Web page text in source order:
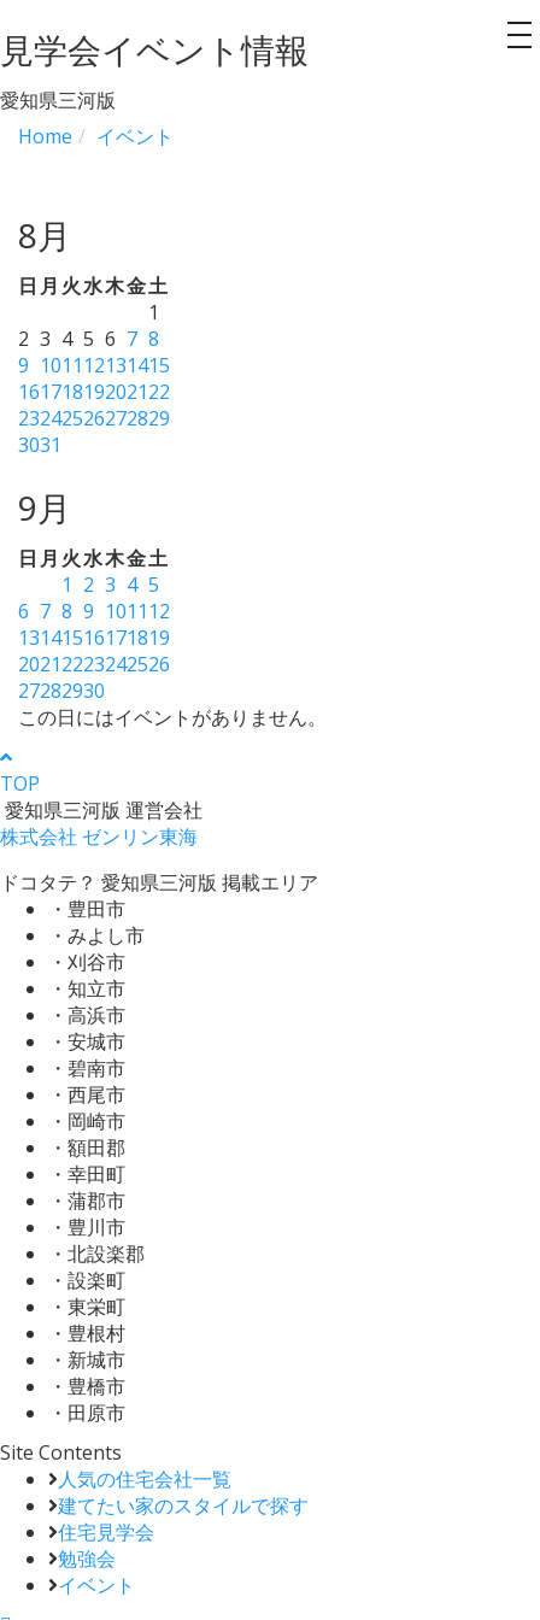
見学会イベント情報
愛知県三河版
Home
イベント
8月
日 月 火水木金土
1
2 3 4 5 6 7 8
9 1011 12131415
16171819202122
23242526272829
3031
9月
日 月 火水木金土
1 2 3 4 5
6 7 8 9 1011 12
13141516171819
20212223242526
27282930
この日にはイベントがありません。
TOP
愛知県三河版 運営会社
株式会社 ゼンリン東海
ドコタテ？ 愛知県三河版 掲載エリア
・豊田市
・みよし市
・刈谷市
・知立市
・高浜市
・安城市
・碧南市
・西尾市
・岡崎市
・額田郡
・幸田町
・蒲郡市
・豊川市
・北設楽郡
・設楽町
・東栄町
・豊根村
・新城市
・豊橋市
・田原市
Site Contents
人気の住宅会社一覧
建てたい家のスタイルで探す
住宅見学会
勉強会
イベント